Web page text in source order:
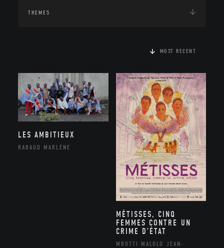
THEMES
MOST RECENT
LES AMBITIEUX
RABAUD MARLÈNE
MÉTISSES, CINQ
FEMMES CONTRE UN
CRIME D’ÉTAT
MBOTTI MALOLO JEAN-